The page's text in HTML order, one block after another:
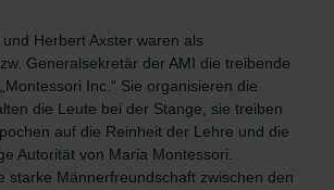
Herbert Axster waren als
Generalsekretär der AMI die treibende
Inc.“ Sie organisieren die
die Leute bei der Stange, sie treiben
auf die Reinheit der Lehre und die
Autorität von Maria Montessori.
starke Männerfreundschaft zwischen den